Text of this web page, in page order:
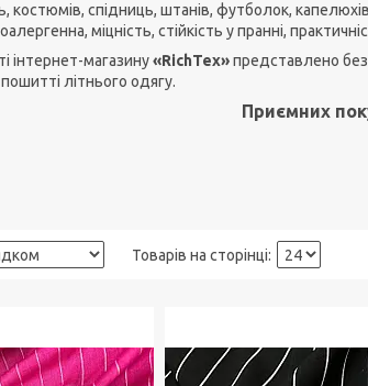
костюмів, спідниць, штанів, футболок,
міцність, стійкість у пранні,
інтернет-магазину«RichTex»представлено
літнього одягу.
Приємних